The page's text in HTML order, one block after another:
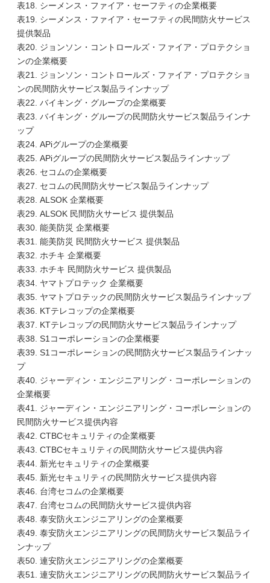
表18. シーメンス・ファイア・セーフティの企業概要
表19. シーメンス・ファイア・セーフティの民間防火サービス
提供製品
表20. ジョンソン・コントロールズ・ファイア・プロテクショ
ンの企業概要
表21. ジョンソン・コントロールズ・ファイア・プロテクショ
ンの民間防火サービス製品ラインナップ
表22. バイキング・グループの企業概要
表23. バイキング・グループの民間防火サービス製品ラインナ
ップ
表24. APiグループの企業概要
表25. APiグループの民間防火サービス製品ラインナップ
表26. セコムの企業概要
表27. セコムの民間防火サービス製品ラインナップ
表28. ALSOK 企業概要
表29. ALSOK 民間防火サービス 提供製品
表30. 能美防災 企業概要
表31. 能美防災 民間防火サービス 提供製品
表32. ホチキ 企業概要
表33. ホチキ 民間防火サービス 提供製品
表34. ヤマトプロテック 企業概要
表35. ヤマトプロテックの民間防火サービス製品ラインナップ
表36. KTテレコップの企業概要
表37. KTテレコップの民間防火サービス製品ラインナップ
表38. S1コーポレーションの企業概要
表39. S1コーポレーションの民間防火サービス製品ラインナッ
プ
表40. ジャーディン・エンジニアリング・コーポレーションの
企業概要
表41. ジャーディン・エンジニアリング・コーポレーションの
民間防火サービス提供内容
表42. CTBCセキュリティの企業概要
表43. CTBCセキュリティの民間防火サービス提供内容
表44. 新光セキュリティの企業概要
表45. 新光セキュリティの民間防火サービス提供内容
表46. 台湾セコムの企業概要
表47. 台湾セコムの民間防火サービス提供内容
表48. 泰安防火エンジニアリングの企業概要
表49. 泰安防火エンジニアリングの民間防火サービス製品ライ
ンナップ
表50. 連安防火エンジニアリングの企業概要
表51. 連安防火エンジニアリングの民間防火サービス製品ライ